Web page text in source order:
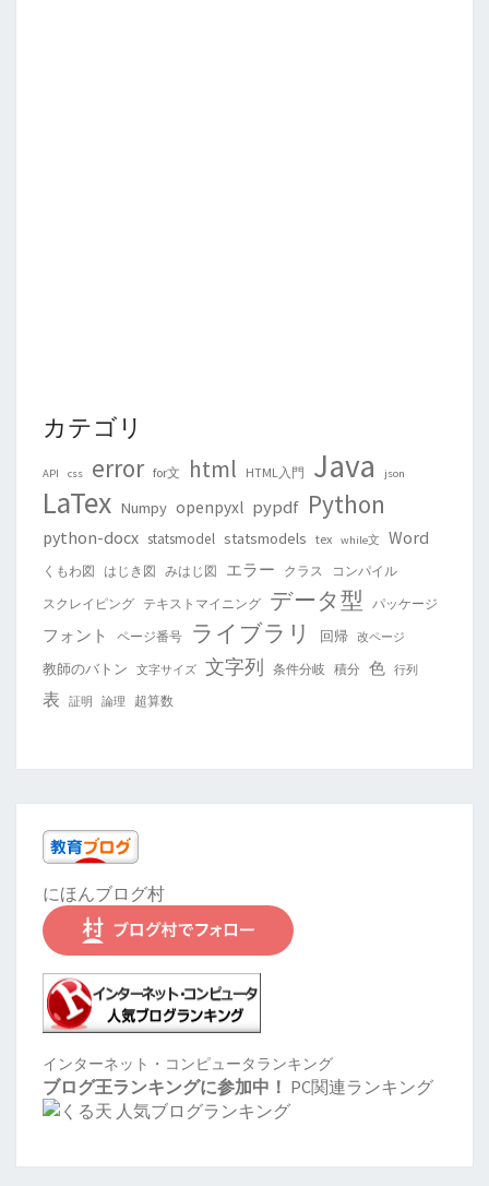
カテゴリ
API css error for文 html HTML入門 Java json
LaTex Numpy openpyxl pypdf Python
python-docx statsmodel statsmodels tex while文 Word
くもわ図 はじき図 みはじ図 エラー クラス
コンパイル
スクレイピング テキストマイニング データ型 パッケージ
フォント ページ番号 ライブラリ 回帰 改ページ
教師のバトン 文字サイズ 文字列 条件分岐 積分 色 行列
表 証明 論理 超算数
にほんブログ村
インターネット・コンピュータランキング
ブログ王ランキングに参加中！ PC関連ランキング